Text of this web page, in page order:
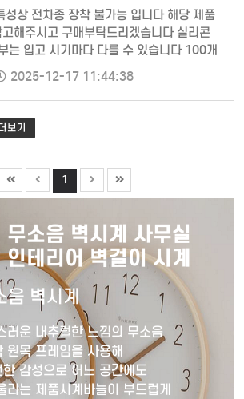
성상 전차종 장착 불가능 입니다 해당 제품
해주시고 구매부탁드리겠습니다 실리콘
는 입고 시기마다 다를 수 있습니다 100개
…
2025-12-17 11:44:38
보기
1
무소음 벽시계 사무실
인테리어 벽걸이 시계
음 벽시계
러운 내추럴한 느낌의 무소음
원목 프레임을 사용해
감성으로 어느 공간에도
리는 제품시계바늘이 부드럽게